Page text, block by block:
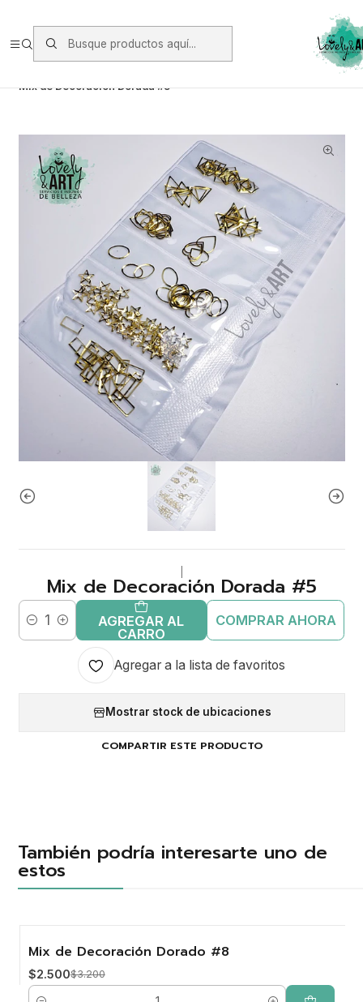
https://www.starken.cl/
Mix de Decoración Dorada #5
Mix de Decoración Dorada #5
Cantidad
AGREGAR AL
CARRO
COMPRAR AHORA
Agregar a la lista de favoritos
Mostrar stock de ubicaciones
COMPARTIR ESTE PRODUCTO
También podría interesarte uno de
estos
Mix de Decoración Dorado #8
$2.500$3.200